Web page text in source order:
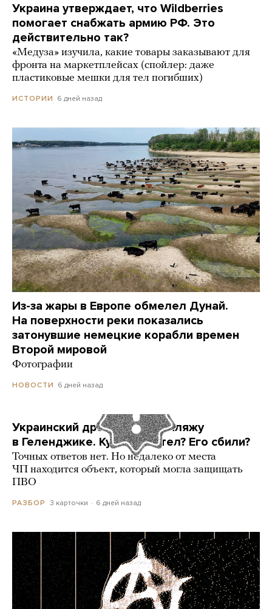
Украина утверждает, что Wildberries
помогает снабжать армию РФ. Это
действительно так?
«Медуза» изучила, какие товары заказывают для
фронта на маркетплейсах (спойлер: даже
пластиковые мешки для тел погибших)
ИСТОРИИ 6 дней назад
Из-за жары в Европе обмелел Дунай.
На поверхности реки показались
затонувшие немецкие корабли времен
Второй мировой
Фотографии
НОВОСТИ 6 дней назад
Украинский дрон попал по пляжу
в Геленджике. Куда он летел? Его сбили?
Точных ответов нет. Но недалеко от места
ЧП находится объект, который могла защищать
ПВО
РАЗБОР 3 карточки 6 дней назад